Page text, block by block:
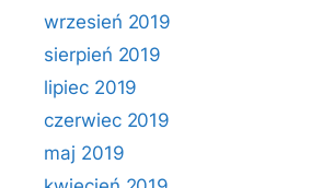
wrzesień 2019
sierpień 2019
lipiec 2019
czerwiec 2019
maj 2019